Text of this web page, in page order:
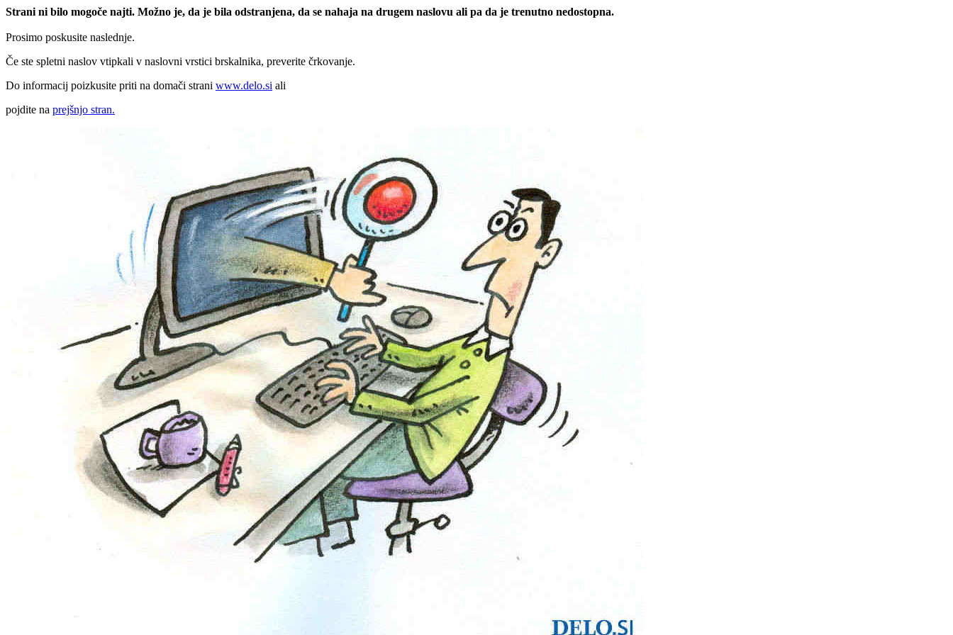
Strani ni bilo mogoče najti. Možno je, da je bila odstranjena, da se nahaja na drugem naslovu ali pa da je trenutno nedostopna.
Prosimo poskusite naslednje.
Če ste spletni naslov vtipkali v naslovni vrstici brskalnika, preverite črkovanje.
Do informacij poizkusite priti na domači strani www.delo.si ali
pojdite na prejšnjo stran.